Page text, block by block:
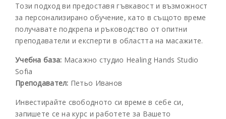
Този подход ви предоставя гъвкавост и възможност
за персонализирано обучение, като в същото време
получавате подкрепа и ръководство от опитни
преподаватели и експерти в областта на масажите.
Учебна база: Масажно студио Healing Hands Studio
Sofia
Преподавател: Петьо Иванов
Инвестирайте свободното си време в себе си,
запишете се на курс и работете за Вашето